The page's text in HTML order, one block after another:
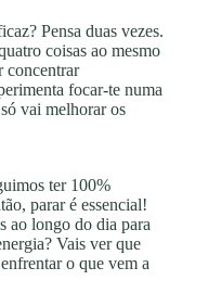
Pensa duas vezes.
coisas ao mesmo
concentrar
focar-te numa
vai melhorar os
ter 100%
parar é essencial!
ao longo do dia para
Vais ver que
o que vem a